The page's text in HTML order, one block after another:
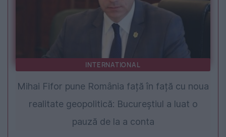
INTERNATIONAL
Mihai Fifor pune România față în față cu noua
realitate geopolitică: Bucureștiul a luat o
pauză de la a conta